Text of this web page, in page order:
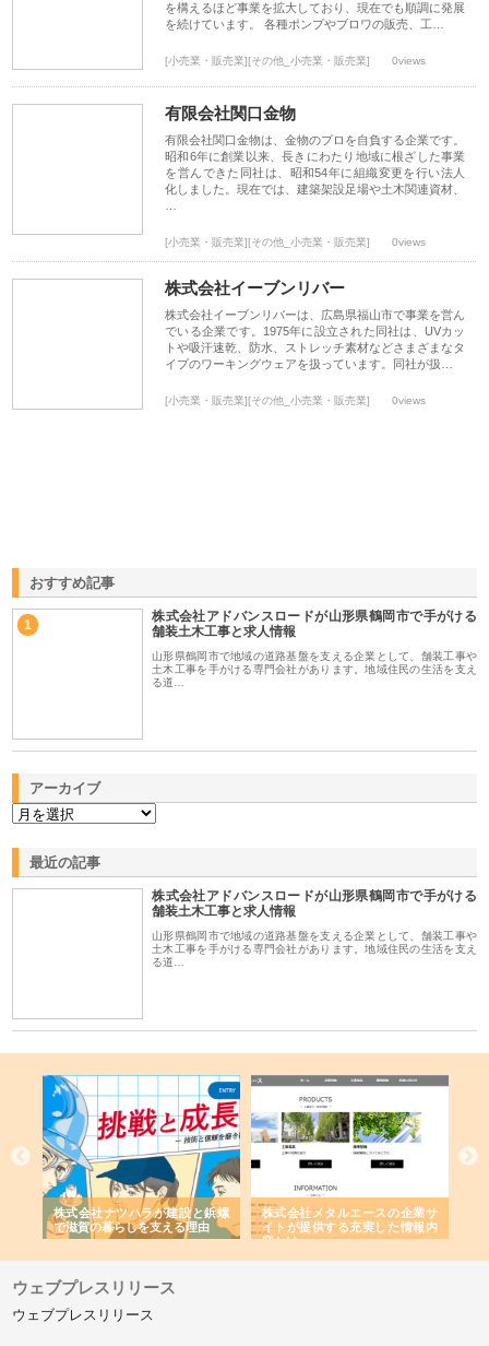
を構えるほど事業を拡大しており、現在でも順調に発展
を続けています。 各種ポンプやブロワの販売、工…
[小売業・販売業][その他_小売業・販売業] 0views
有限会社関口金物
有限会社関口金物は、金物のプロを自負する企業です。
昭和6年に創業以来、長きにわたり地域に根ざした事業
を営んできた同社は、昭和54年に組織変更を行い法人
化しました。現在では、建築架設足場や土木関連資材、
[小売業・販売業][その他_小売業・販売業] 0views
株式会社イーブンリバー
株式会社イーブンリバーは、広島県福山市で事業を営ん
でいる企業です。1975年に設立された同社は、UVカッ
トや吸汗速乾、防水、ストレッチ素材などさまざまなタ
イプのワーキングウェアを扱っています。同社が扱…
[小売業・販売業][その他_小売業・販売業] 0views
おすすめ記事
1
株式会社アドバンスロードが山形県鶴岡市で手がける
舗装土木工事と求人情報
山形県鶴岡市で地域の道路基盤を支える企業として、舗装工事や
土木工事を手がける専門会社があります。地域住民の生活を支え
る道…
アーカイブ
最近の記事
株式会社アドバンスロードが山形県鶴岡市で手がける
舗装土木工事と求人情報
山形県鶴岡市で地域の道路基盤を支える企業として、舗装工事や
土木工事を手がける専門会社があります。地域住民の生活を支え
る道…
株式会社ナツハラが建設と鋲螺
で滋賀の暮らしを支える理由
株式会社メタルエースの企業サ
イトが提供する充実した情報内
容とは
ウェブプレスリリース
ウェブプレスリリース